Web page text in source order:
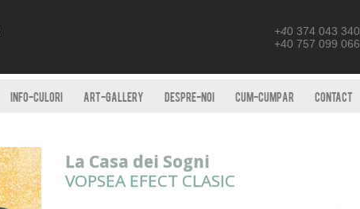
+40 374 043 340
+40 757 099 066
INFO-CULORI ART-GALLERY DESPRE-NOI CUM-CUMPAR CONTACT
La Casa dei Sogni
VOPSEA EFECT CLASIC